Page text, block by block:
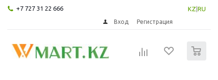
+7 727 31 22 666 KZ RU
Вход Регистрация